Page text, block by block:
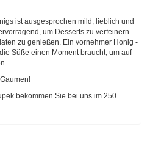
ist ausgesprochen mild, lieblich und
um Desserts zu verfeinern
zu genießen. Ein vornehmer Honig -
Süße einen Moment braucht, um auf
bekommen Sie bei uns im 250